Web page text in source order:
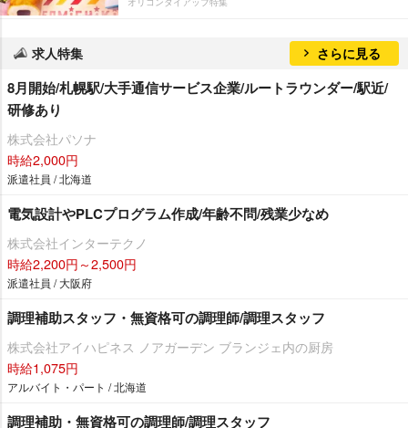
求人特集 さらに見る
8月開始/札幌駅/大手通信サービス企業/ルートラウンダー/駅近/
研修あり
株式会社パソナ
時給2,000円
派遣社員 / 北海道
電気設計やPLCプログラム作成/年齢不問/残業少なめ
株式会社インターテクノ
時給2,200円～2,500円
派遣社員 / 大阪府
調理補助スタッフ・無資格可の調理師/調理スタッフ
株式会社アイハピネス ノアガーデン ブランジェ内の厨房
時給1,075円
アルバイト・パート / 北海道
調理補助・無資格可の調理師/調理スタッフ